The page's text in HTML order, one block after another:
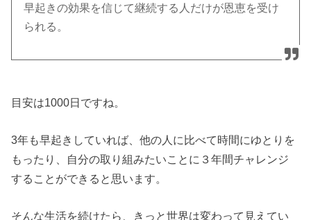
早起きの効果を信じて継続する人だけが恩恵を受け
られる。
目安は1000日ですね。
3年も早起きしていれば、他の人に比べて時間にゆとりを
もったり、自分の取り組みたいことに３年間チャレンジ
することができると思います。
そんな生活を続けたら、きっと世界は変わって見えてい